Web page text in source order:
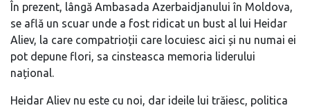
În prezent, lângă Ambasada Azerbaidjanului în Moldova,
se află un scuar unde a fost ridicat un bust al lui Heidar
Aliev, la care compatrioții care locuiesc aici și nu numai ei
pot depune flori, sa cinsteasca memoria liderului
național.
Heidar Aliev nu este cu noi, dar ideile lui trăiesc, politica